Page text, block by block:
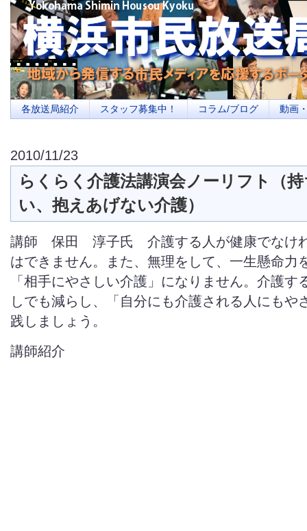
横浜の地域メディア、地域・市民・放送局・メディアを応援するポータルサ
を目指します
各放送局紹介 スタッフ募集中！ コラム/ブログ 動画
2010/11/23
らくらく介護法講演会ノーリフト（
い、抱えあげない介護）
講師 保田 淳子氏 介護する人が健康でなけ
はできません。また、無理をして、一生懸命力
「相手にやさしい介護」になりません。介護す
しでも減らし、「自分にも介護される人にもや
践しましょう。
講師紹介